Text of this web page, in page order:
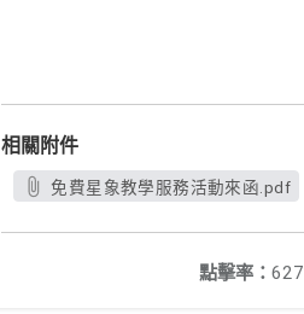
相關附件
免費星象教學服務活動來函.pdf
點擊率： 627